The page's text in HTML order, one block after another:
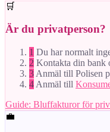
🛒
Är du privatperson?
1 Du har normalt
2 Kontakta din bank
3 Anmäl till Polisen
4 Anmäl till
Guide: Bluffakturor för
💼